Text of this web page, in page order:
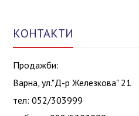
КОНТАКТИ
Продажби:
Варна, ул."Д-р Железкова" 21
тел: 052/303999